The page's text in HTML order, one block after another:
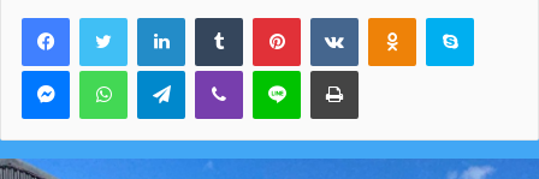
LinkedInTumblr PinterestВконтактеОдноклассники
Skype
MessengerWhatsAppTelegramViber Line Печатать